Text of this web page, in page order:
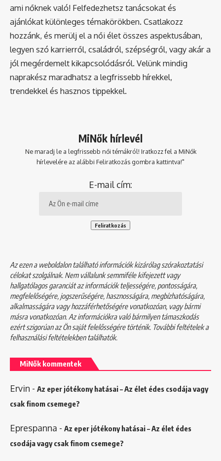
ami nőknek való! Felfedezhetsz tanácsokat és
ajánlókat különleges témakörökben. Csatlakozz
hozzánk, és merülj el a női élet összes aspektusában,
legyen szó karrierről, családról, szépségről, vagy akár a
jól megérdemelt kikapcsolódásról. Velünk mindig
naprakész maradhatsz a legfrissebb hírekkel,
trendekkel és hasznos tippekkel.
MiNők hírlevél
Ne maradj le a legfrissebb női témákról! Iratkozz fel a MiNők
hírlevelére az alábbi Feliratkozás gombra kattintva!"
E-mail cím:
Az ezen a weboldalon található információk kizárólag szórakoztatási
célokat szolgálnak. Nem vállalunk semmiféle kifejezett vagy
hallgatólagos garanciát az információk teljességére, pontosságára,
megfelelőségére, jogszerűségére, hasznosságára, megbízhatóságára,
alkalmasságára vagy hozzáférhetőségére vonatkozóan, vagy bármi
másra vonatkozóan. Az információkra való bármilyen támaszkodás
ezért szigorúan az Ön saját felelősségére történik. További feltételek a
felhasználási feltételekbentalálhatók.
MiNők kommentek
Ervin - Az eper jótékony hatásai – Az élet édes csodája vagy
csak finom csemege?
Eprespanna - Az eper jótékony hatásai – Az élet édes
csodája vagy csak finom csemege?